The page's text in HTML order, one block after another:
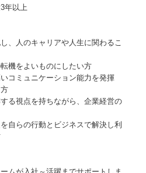
年以上
、人のキャリアや人生に関わるこ
機をよいものにしたい方
コミュニケーション能力を発揮
る視点を持ちながら、企業経営の
自らの行動とビジネスで解決し利